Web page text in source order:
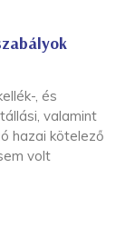
, és
valamint
hazai kötelező
volt